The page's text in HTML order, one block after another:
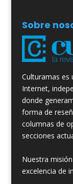
Sobre
Culturamas es
Internet,
donde
forma de
columnas de
secciones
Nuestra
excelencia de